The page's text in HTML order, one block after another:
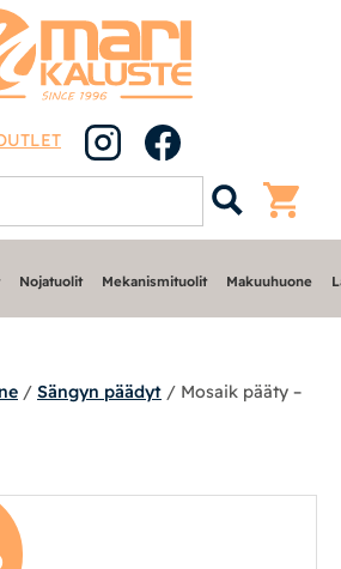
Nojatuolit Mekanismituolit Makuuhuone
/ Sängyn päädyt / Mosaik pääty –